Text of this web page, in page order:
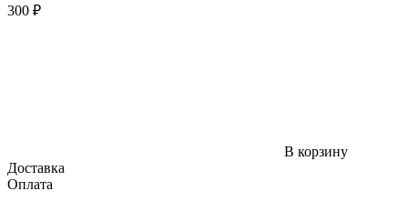
300 ₽
В корзину
Доставка
Оплата